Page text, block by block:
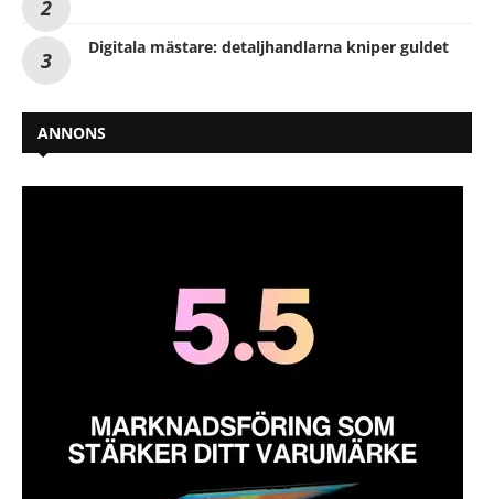
Digitala mästare: detaljhandlarna kniper guldet
ANNONS